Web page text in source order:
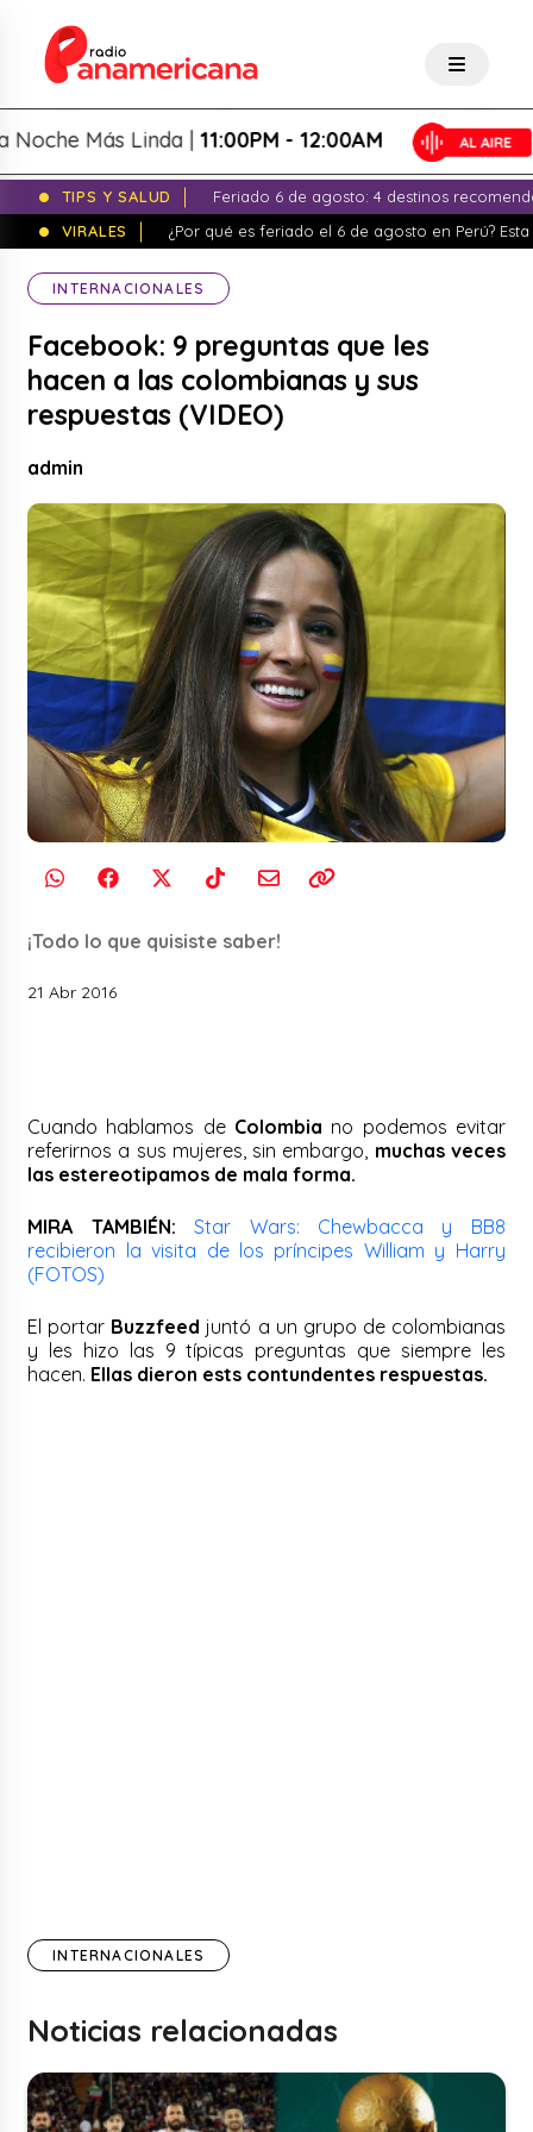
Más Linda |11:00PM - 12:00AM
TIPS Y SALUD
Feriado 6 de agosto: 4 destinos
VIRALES
¿Por qué es feriado el 6 de agosto en Perú?
INTERNACIONALES
Facebook: 9 preguntas que les
hacen a las colombianas y sus
respuestas (VIDEO)
admin
¡Todo lo que quisiste saber!
21 Abr 2016
Cuando hablamos de Colombia no podemos evitar
referirnos a sus mujeres, sin embargo, muchas veces
las estereotipamos de mala forma.
MIRA TAMBIÉN:
Star Wars: Chewbacca y BB8
recibieron la visita de los príncipes William y Harry
(FOTOS)
El portar Buzzfeed juntó a un grupo de colombianas
y les hizo las 9 típicas preguntas que siempre les
hacen. Ellas dieron ests contundentes respuestas.
INTERNACIONALES
Noticias relacionadas